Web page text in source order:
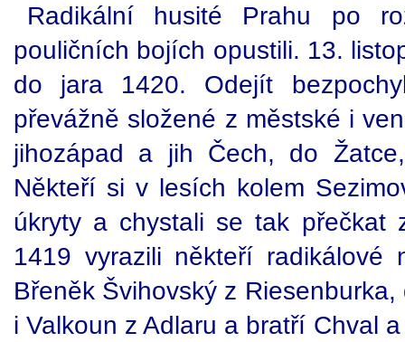
Radikální husité Prahu po
pouličních bojích opustili. 13.
do jara 1420. Odejít
převážně složené z městské i
jihozápad a jih Čech, do
Někteří si v lesích kolem
úkryty a chystali se tak přečkat
1419 vyrazili někteří radikálové
Břeněk Švihovský z
i Valkoun z Adlaru a bratří Chval